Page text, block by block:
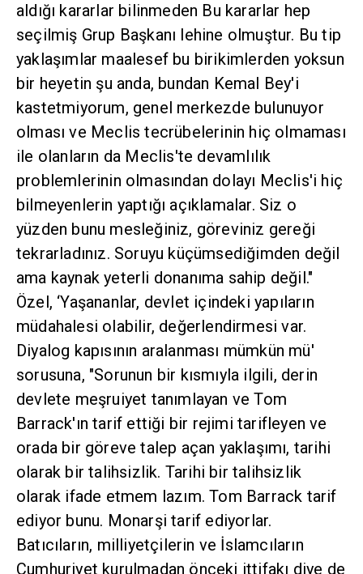
aldığı kararlar bilinmeden Bu kararlar hep
seçilmiş Grup Başkanı lehine olmuştur. Bu tip
yaklaşımlar maalesef bu birikimlerden yoksun
bir heyetin şu anda, bundan Kemal Bey'i
kastetmiyorum, genel merkezde bulunuyor
olması ve Meclis tecrübelerinin hiç olmaması
ile olanların da Meclis'te devamlılık
problemlerinin olmasından dolayı Meclis'i hiç
bilmeyenlerin yaptığı açıklamalar. Siz o
yüzden bunu mesleğiniz, göreviniz gereği
tekrarladınız. Soruyu küçümsediğimden değil
ama kaynak yeterli donanıma sahip değil."
Özel, ‘Yaşananlar, devlet içindeki yapıların
müdahalesi olabilir, değerlendirmesi var.
Diyalog kapısının aralanması mümkün mü'
sorusuna, "Sorunun bir kısmıyla ilgili, derin
devlete meşruiyet tanımlayan ve Tom
Barrack'ın tarif ettiği bir rejimi tarifleyen ve
orada bir göreve talep açan yaklaşımı, tarihi
olarak bir talihsizlik. Tarihi bir talihsizlik
olarak ifade etmem lazım. Tom Barrack tarif
ediyor bunu. Monarşi tarif ediyorlar.
Batıcıların, milliyetçilerin ve İslamcıların
Cumhuriyet kurulmadan önceki ittifakı diye de